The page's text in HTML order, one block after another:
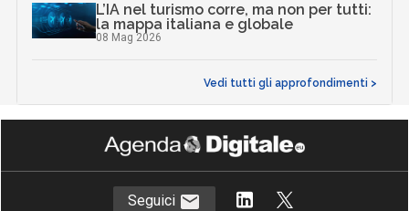
L’IA nel turismo corre, ma non per tutti:
la mappa italiana e globale
08 Mag 2026
Vedi tutti gli approfondimenti >
Seguici